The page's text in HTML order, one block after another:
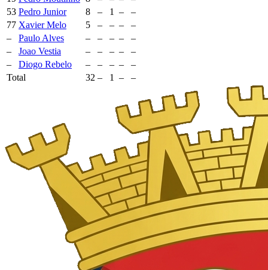
53 Pedro Junior 8 – 1 –
–
77 Xavier Melo 5 – – –
–
–
Paulo Alves – – – –
–
–
Joao Vestia – – – –
–
–
Diogo Rebelo – – – –
–
Total
32 – 1 – –